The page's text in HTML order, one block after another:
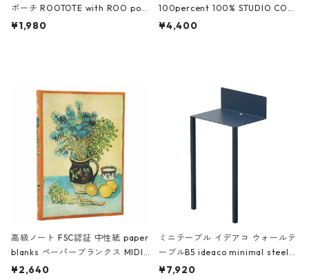
ポーチ ROOTOTE with ROO pou
ch 3532 ルートート WR.ポーチ.ラ
¥1,980
100percent 100% STUDIO COH
AKU Timeless 100パーセント ス
¥4,400
高級ノート FSC認証 中性紙 paper
blanks ペーパーブランクス MIDI
ハードカバー 罫線 ヴァン・ゴッホ
¥2,640
ミニテーブル イデアコ ウォールテ
ーブルB5 ideaco minimal steel f
urniture WALL Table B5 ネイビー
¥7,920